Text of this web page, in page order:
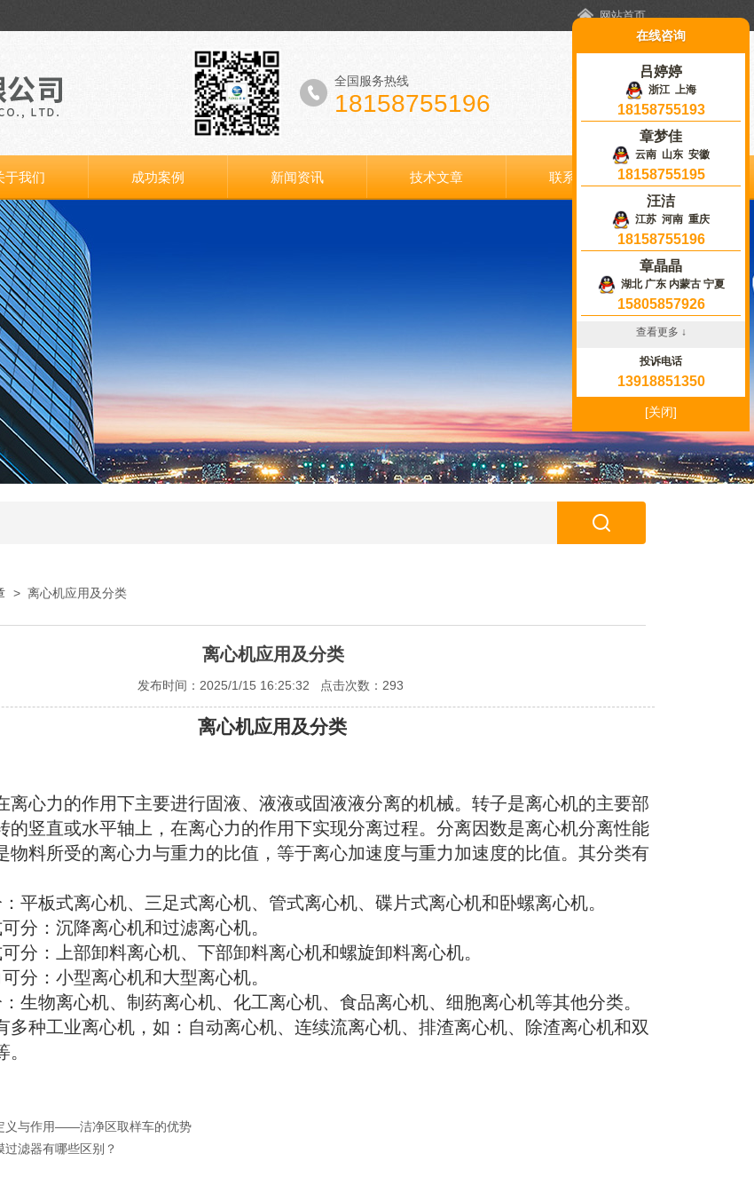
网站首页
全国服务热线
18158755196
于我们 成功案例 新闻资讯 技术文章 联系我们
> 离心机应用及分类
离心机应用及分类
发布时间：2025/1/15 16:25:32 点击次数：293
离心机应用及分类
离心力的作用下主要进行固液、液液或固液液分离的机械。转子是离心机的主要部
的竖直或水平轴上，在离心力的作用下实现分离过程。分离因数是离心机分离性能
物料所受的离心力与重力的比值，等于离心加速度与重力加速度的比值。其分类有
平板式离心机、三足式离心机、管式离心机、碟片式离心机和卧螺离心机。
分：沉降离心机和过滤离心机。
分：上部卸料离心机、下部卸料离心机和螺旋卸料离心机。
分：小型离心机和大型离心机。
生物离心机、制药离心机、化工离心机、食品离心机、细胞离心机等其他分类。
多种工业离心机，如：自动离心机、连续流离心机、排渣离心机、除渣离心机和双
义与作用——洁净区取样车的优势
过滤器有哪些区别？
在线咨询
吕婷婷
浙江 上海
18158755193
章梦佳
云南 山东 安徽
18158755195
汪洁
江苏 河南 重庆
18158755196
章晶晶
湖北 广东 内蒙古 宁夏
15805857926
查看更多 ↓
投诉电话
13918851350
[关闭]